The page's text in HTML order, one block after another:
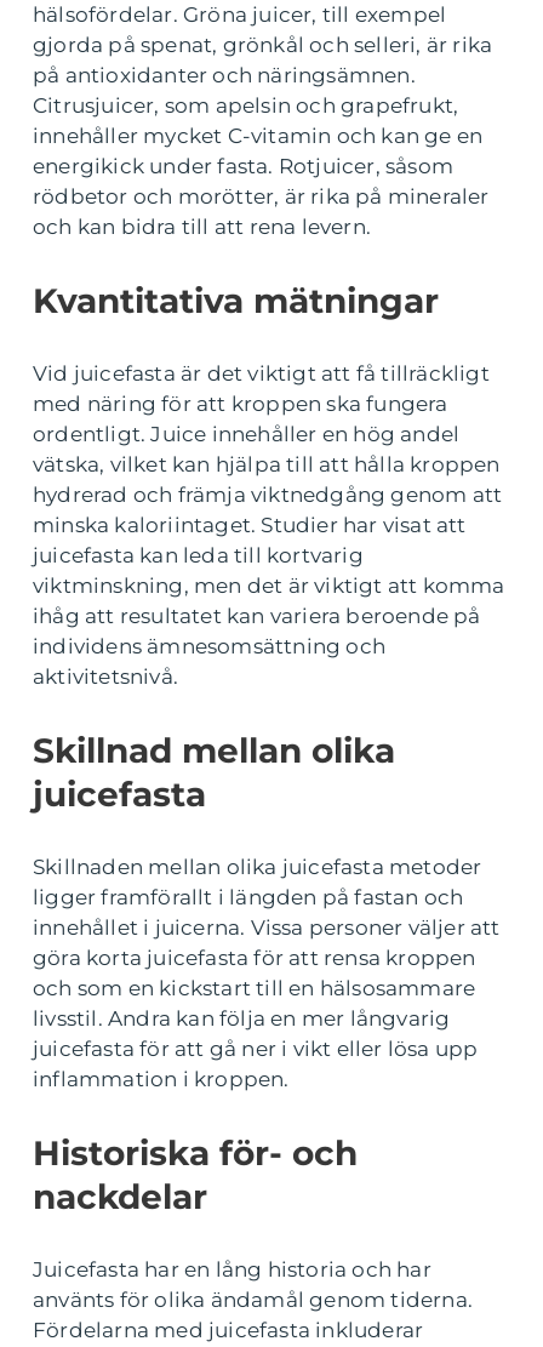
hälsofördelar. Gröna juicer, till exempel
gjorda på spenat, grönkål och selleri, är rika
på antioxidanter och näringsämnen.
Citrusjuicer, som apelsin och grapefrukt,
innehåller mycket C-vitamin och kan ge en
energikick under fasta. Rotjuicer, såsom
rödbetor och morötter, är rika på mineraler
och kan bidra till att rena levern.
Kvantitativa mätningar
Vid juicefasta är det viktigt att få tillräckligt
med näring för att kroppen ska fungera
ordentligt. Juice innehåller en hög andel
vätska, vilket kan hjälpa till att hålla kroppen
hydrerad och främja viktnedgång genom att
minska kaloriintaget. Studier har visat att
juicefasta kan leda till kortvarig
viktminskning, men det är viktigt att komma
ihåg att resultatet kan variera beroende på
individens ämnesomsättning och
aktivitetsnivå.
Skillnad mellan olika
juicefasta
Skillnaden mellan olika juicefasta metoder
ligger framförallt i längden på fastan och
innehållet i juicerna. Vissa personer väljer att
göra korta juicefasta för att rensa kroppen
och som en kickstart till en hälsosammare
livsstil. Andra kan följa en mer långvarig
juicefasta för att gå ner i vikt eller lösa upp
inflammation i kroppen.
Historiska för- och
nackdelar
Juicefasta har en lång historia och har
använts för olika ändamål genom tiderna.
Fördelarna med juicefasta inkluderar